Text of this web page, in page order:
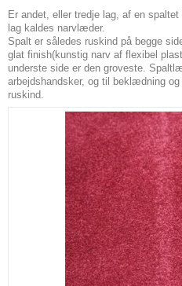
Er andet, eller tredje lag, af en
lag kaldes narvlæder.
Spalt er således ruskind på begge
glat finish(kunstig narv af flexibel
underste side er den groveste.
arbejdshandsker, og til beklædning
ruskind.